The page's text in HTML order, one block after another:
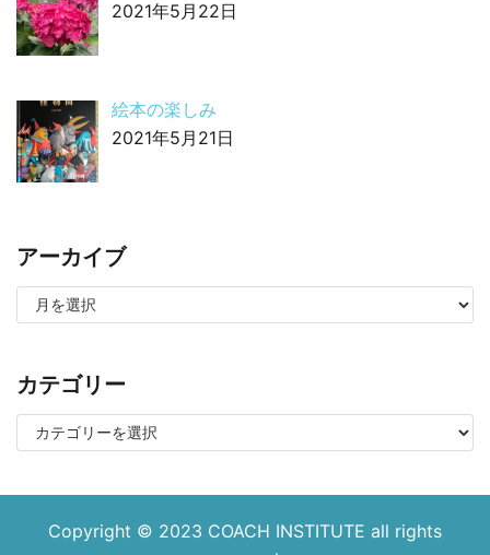
2021年5月22日
絵本の楽しみ
2021年5月21日
アーカイブ
カテゴリー
Copyright © 2023 COACH INSTITUTE all rights